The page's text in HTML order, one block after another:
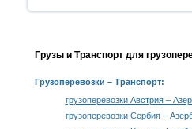
Грузы и Транспорт для
Грузоперевозки – Транспорт:
грузоперевозки Австрия –
грузоперевозки Сербия –